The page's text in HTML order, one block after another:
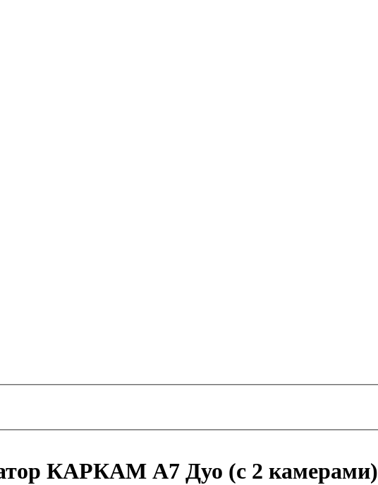
КАРКАМ А7 Дуо (с 2 камерами)